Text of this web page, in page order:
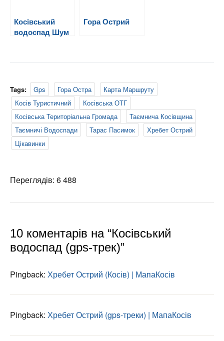
Косівський
водоспад Шум
Гора Острий
Tags: Gps Гора Остра
Карта Маршруту
Косів Туристичний
Косівська ОТГ
Косівська Територіальна Громада
Таємнича Косівщина
Таємничі Водоспади
Тарас Пасимок
Хребет Острий
Цікавинки
Переглядів: 6 488
10 коментарів на “Косівський
водоспад (gps-трек)”
Pingback: Хребет Острий (Косів) | МапаКосів
Pingback: Хребет Острий (gps-треки) | МапаКосів